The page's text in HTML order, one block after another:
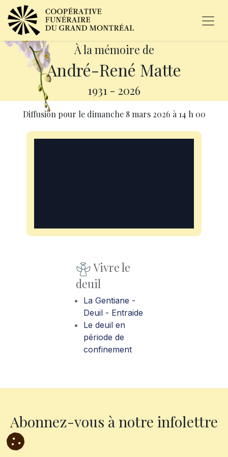
À la mémoire de
André-René Matte
1931 - 2026
Diffusion pour le dimanche 8 mars 2026 à 14 h 00
Vivre le
deuil
La Gentiane -
Deuil - Entraide
Le deuil en
période de
confinement
Abonnez-vous à notre infolettre